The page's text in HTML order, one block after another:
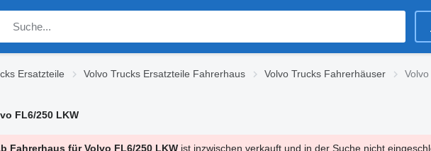
Ersatzteile Volvo Trucks Ersatzteile Fahrerhaus Volvo Trucks Fahrerhäuser
FL6/250 LKW
Fahrerhaus für Volvo FL6/250 LKWist inzwischen verkauft und in der Suche nicht